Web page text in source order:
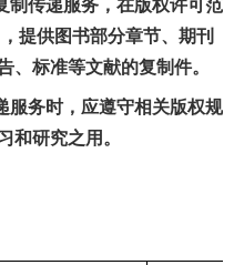
制传递服务，在版权许可范
提供图书部分章节、期刊
、标准等文献的复制件。
服务时，应遵守相关版权规
和研究之用。